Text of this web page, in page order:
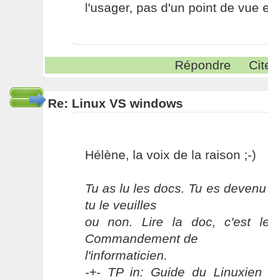
l'usager, pas d'un point de vue
Répondre
Re: Linux VS windows
Hélène, la voix de la raison ;-)
Tu as lu les docs. Tu es
tu le veuilles
ou non. Lire la doc, c'est
Commandement de
l'informaticien.
-+- TP in: Guide du Linuxien